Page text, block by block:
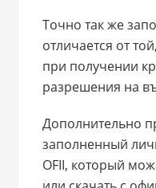
Точно так же
отличается от
при получении
разрешения на
Дополнительно
заполненный
OFII, который